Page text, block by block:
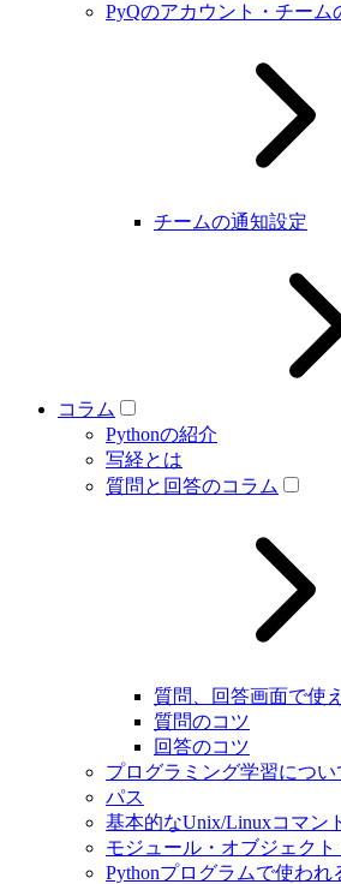
PyQのアカウント・チーム
チームの通知設定
コラム
Pythonの紹介
写経とは
質問と回答のコラム
質問、回答画面で使
質問のコツ
回答のコツ
プログラミング学習につい
パス
基本的なUnix/Linuxコマン
モジュール・オブジェク
Pythonプログラムで使われ